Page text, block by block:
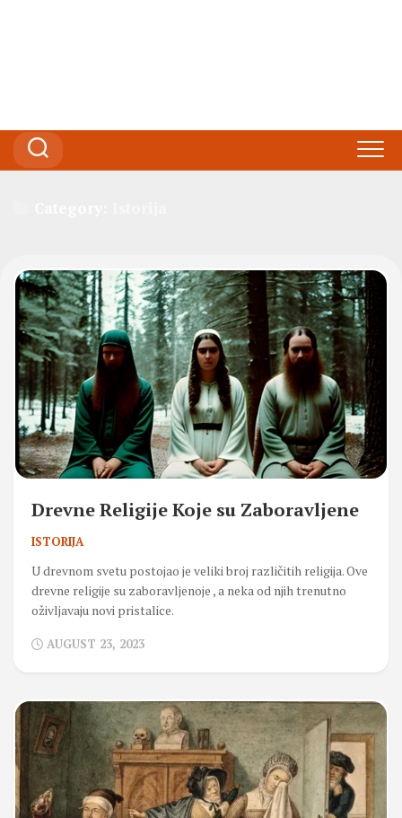
Drevne Religije Koje su Zaboravljene
ISTORIJA
U drevnom svetu postojao je veliki broj različitih religija. Ove
drevne religije su zaboravljenoje , a neka od njih trenutno
oživljavaju novi pristalice.
AUGUST 23, 2023